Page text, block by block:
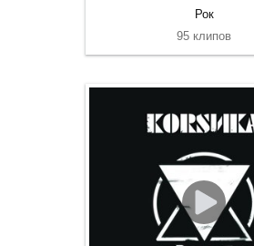
Рок
95 клипов